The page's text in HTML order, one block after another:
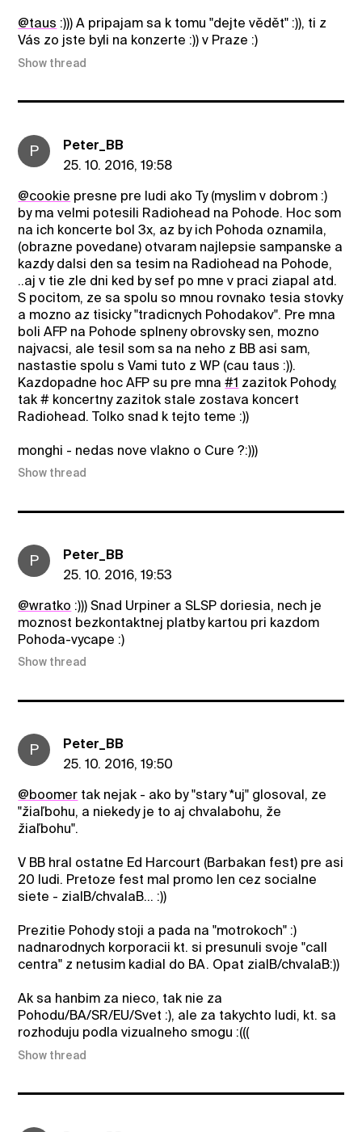
@taus :))) A pripajam sa k tomu "dejte vědět" :)), ti z
Vás zo jste byli na konzerte :)) v Praze :)
Show thread
P
Peter_BB
25. 10. 2016, 19:58
@cookie presne pre ludi ako Ty (myslim v dobrom :)
by ma velmi potesili Radiohead na Pohode. Hoc som
na ich koncerte bol 3x, az by ich Pohoda oznamila,
(obrazne povedane) otvaram najlepsie sampanske a
kazdy dalsi den sa tesim na Radiohead na Pohode,
..aj v tie zle dni ked by sef po mne v praci ziapal atd.
S pocitom, ze sa spolu so mnou rovnako tesia stovky
a mozno az tisicky "tradicnych Pohodakov". Pre mna
boli AFP na Pohode splneny obrovsky sen, mozno
najvacsi, ale tesil som sa na neho z BB asi sam,
nastastie spolu s Vami tuto z WP (cau taus :)).
Kazdopadne hoc AFP su pre mna#1 zazitok Pohody,
tak # koncertny zazitok stale zostava koncert
Radiohead. Tolko snad k tejto teme :))
monghi - nedas nove vlakno o Cure ?:)))
Show thread
P
Peter_BB
25. 10. 2016, 19:53
@wratko :))) Snad Urpiner a SLSP doriesia, nech je
moznost bezkontaktnej platby kartou pri kazdom
Pohoda-vycape :)
Show thread
P
Peter_BB
25. 10. 2016, 19:50
@boomer tak nejak - ako by "stary *uj" glosoval, ze
"žiaľbohu, a niekedy je to aj chvalabohu, že
žiaľbohu".
V BB hral ostatne Ed Harcourt (Barbakan fest) pre asi
20 ludi. Pretoze fest mal promo len cez socialne
siete - zialB/chvalaB... :))
Prezitie Pohody stoji a pada na "motrokoch" :)
nadnarodnych korporacii kt. si presunuli svoje "call
centra" z netusim kadial do BA. Opat zialB/chvalaB:))
Ak sa hanbim za nieco, tak nie za
Pohodu/BA/SR/EU/Svet :), ale za takychto ludi, kt. sa
rozhoduju podla vizualneho smogu :(((
Show thread